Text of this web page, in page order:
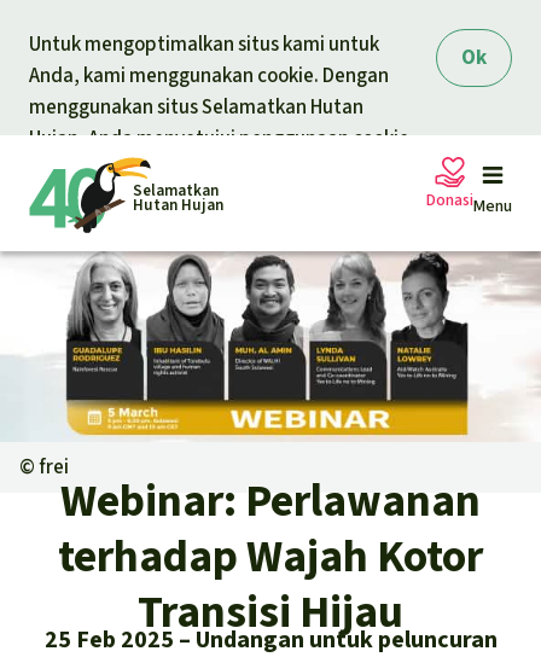
Ok
Untuk mengoptimalkan situs kami untuk
Anda, kami menggunakan cookie. Dengan
menggunakan situs Selamatkan Hutan
Hujan, Anda menyetujui penggunaan cookie.
Selamatkan
Hutan Hujan Menu
Petisi
Proyek
Topik kami
Biodiversitas
Pertambangan
Berita
Sukses dan Berita demi Hutan
Hujan
Cari
Donasi
Donasi umum
Donasi untuk tema
Pelindungan hewan
Hutan hujan
Pembela hutan hujan
Donasi untuk wilayah
Asia Tenggara
Afrika
©frei
Webinar: Perlawanan
terhadap Wajah Kotor
Transisi Hijau
25 Feb 2025
Undangan untuk peluncuran